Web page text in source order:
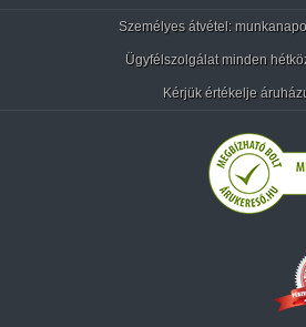
Személyes átvétel:
Ügyfélszolgálat minden
Kérjük értékelje